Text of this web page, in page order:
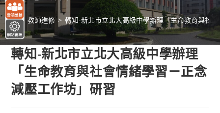
> 教師進修 > 轉知-新北市立北大高級中學辦理「生命教育與社
轉知-新北市立北大高級中學辦理
「生命教育與社會情緒學習－正念
減壓工作坊」研習